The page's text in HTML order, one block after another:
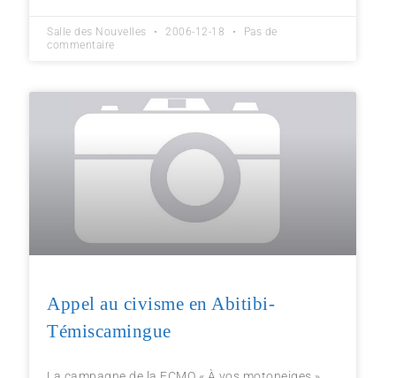
Salle des Nouvelles 2006-12-18
Pas de
commentaire
Appel au civisme en Abitibi-
Témiscamingue